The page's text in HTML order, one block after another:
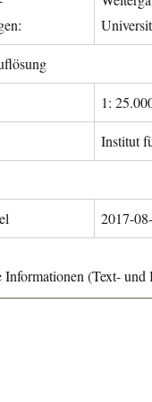
1:
Institut
2017-
Informationen (Text-